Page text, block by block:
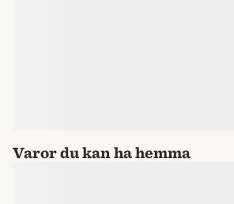
Varor du kan ha hemma